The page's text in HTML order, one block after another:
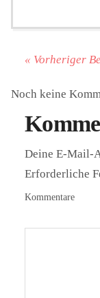
« Vorheriger
Noch keine
Deine E-Mail-
Erforderliche
Kommentare